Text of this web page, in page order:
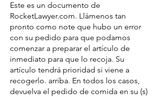
Este es un documento de
RocketLawyer.com. Llámenos tan
pronto como note que hubo un error
con su pedido para que podamos
comenzar a preparar el artículo de
inmediato para que lo recoja. Su
artículo tendrá prioridad si viene a
recogerlo. arriba. En todos los casos,
devuelva el pedido de comida en su (s)